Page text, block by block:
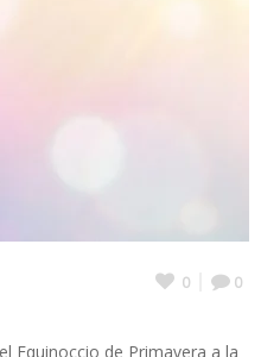
0
0
Equinoccio de Primavera a la